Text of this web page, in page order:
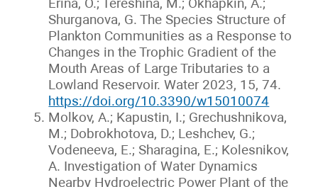
Shurganova, G. The Species Structure of
Plankton Communities as a Response to
Changes in the Trophic Gradient of the
Mouth Areas of Large Tributaries to a
Lowland Reservoir. Water 2023, 15, 74.
https://doi.org/10.3390/w15010074
Molkov, A.; Kapustin, I.; Grechushnikova,
M.; Dobrokhotova, D.; Leshchev, G.;
Vodeneeva, E.; Sharagina, E.; Kolesnikov,
A. Investigation of Water Dynamics
Nearby Hydroelectric Power Plant of the